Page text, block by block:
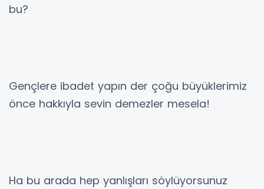
bu?
Gençlere ibadet yapın der çoğu büyüklerimiz
önce hakkıyla sevin demezler mesela!
Ha bu arada hep yanlışları söylüyorsunuz